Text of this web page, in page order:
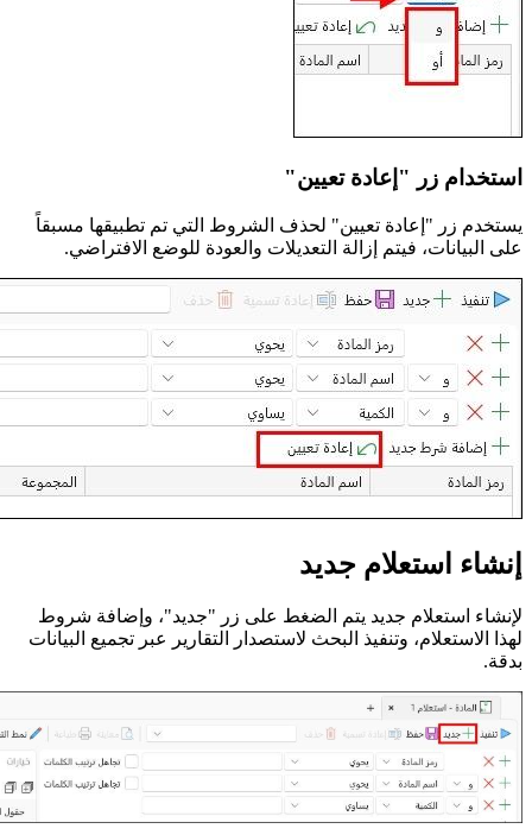
استخدام زر "إعادة تعيين"
يستخدم زر "إعادة تعيين" لحذف الشروط التي تم تطبيقها مسبقاً
على البيانات، فيتم إزالة التعديلات والعودة للوضع الافتراضي.
إنشاء استعلام جديد
لإنشاء استعلام جديد يتم الضغط على زر "جديد"، وإضافة شروط
لهذا الاستعلام، وتنفيذ البحث لاستصدار التقارير عبر تجميع البيانات
بدقة.